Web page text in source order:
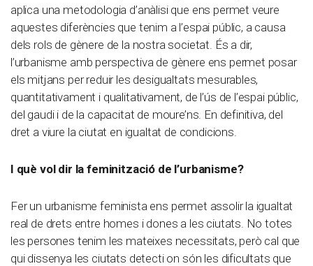
aplica una metodologia d’anàlisi que ens permet veure
aquestes diferències que tenim a l’espai públic, a causa
dels rols de gènere de la nostra societat. És a dir,
l’urbanisme amb perspectiva de gènere ens permet posar
els mitjans per reduir les desigualtats mesurables,
quantitativament i qualitativament, de l’ús de l’espai públic,
del gaudi i de la capacitat de moure’ns. En definitiva, del
dret a viure la ciutat en igualtat de condicions.
I què vol dir la feminització de l’urbanisme?
Fer un urbanisme feminista ens permet assolir la igualtat
real de drets entre homes i dones a les ciutats. No totes
les persones tenim les mateixes necessitats, però cal que
qui dissenya les ciutats detecti on són les dificultats que